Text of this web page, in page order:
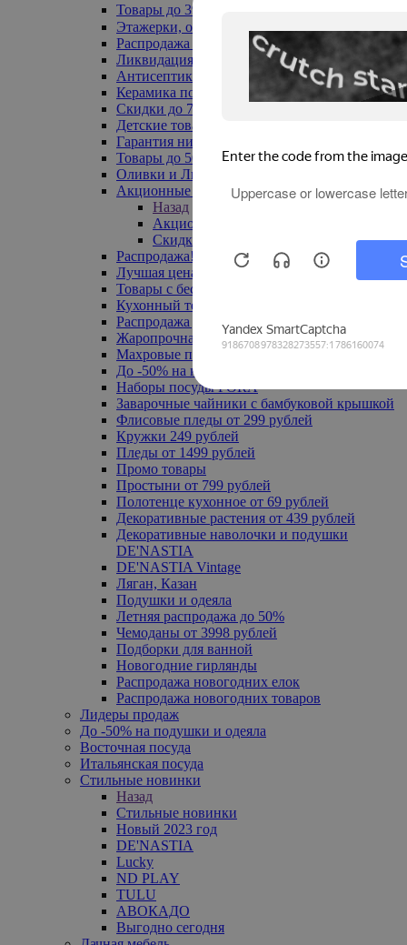
Товары до 399₽
Этажерки, обувницы
Распродажа текстиля до -50%
Ликвидация до -70%
Антисептики
Керамика по 129 руб
Скидки до 70%
Детские товары
Гарантия низкой цены
Товары до 500 руб
Оливки и Лимоны
Акционные товары
Назад
Акционные товары
Скидка 20% по промокоду
Распродажа! Ульяновск до -70%
Лучшая цена
Товары с бесплатной доставкой
Кухонный текстиль
Распродажа до -50%
Жаропрочная посуда
Махровые полотенца
До -50% на ковры
Наборы посуды FORA
Заварочные чайники с бамбуковой крышкой
Флисовые пледы от 299 рублей
Кружки 249 рублей
Пледы от 1499 рублей
Промо товары
Простыни от 799 рублей
Полотенце кухонное от 69 рублей
Декоративные растения от 439 рублей
Декоративные наволочки и подушки
DE'NASTIA
DE'NASTIA Vintage
Ляган, Казан
Подушки и одеяла
Летняя распродажа до 50%
Чемоданы от 3998 рублей
Подборки для ванной
Новогодние гирлянды
Распродажа новогодних елок
Распродажа новогодних товаров
Лидеры продаж
До -50% на подушки и одеяла
Восточная посуда
Итальянская посуда
Стильные новинки
Назад
Стильные новинки
Новый 2023 год
DE'NASTIA
Lucky
ND PLAY
TULU
АВОКАДО
Выгодно сегодня